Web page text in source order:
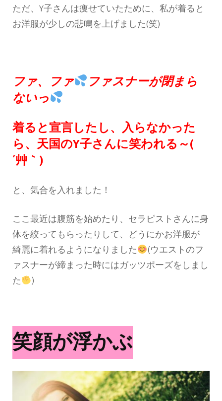
ただ、Y子さんは痩せていたために、私が着ると
お洋服が少しの悲鳴を上げました(笑)
ファ、ファ
ファスナーが閉まら
ないっ
着ると宣言したし、入らなかった
ら、天国のY子さんに笑われる～(
´艸｀)
と、気合を入れました！
ここ最近は腹筋を始めたり、セラピストさんに身
体を絞ってもらったりして、どうにかお洋服が
綺麗に着れるようになりました
(ウエストのフ
ァスナーが締まった時にはガッツポーズをしまし
た
)
笑顔が浮かぶ